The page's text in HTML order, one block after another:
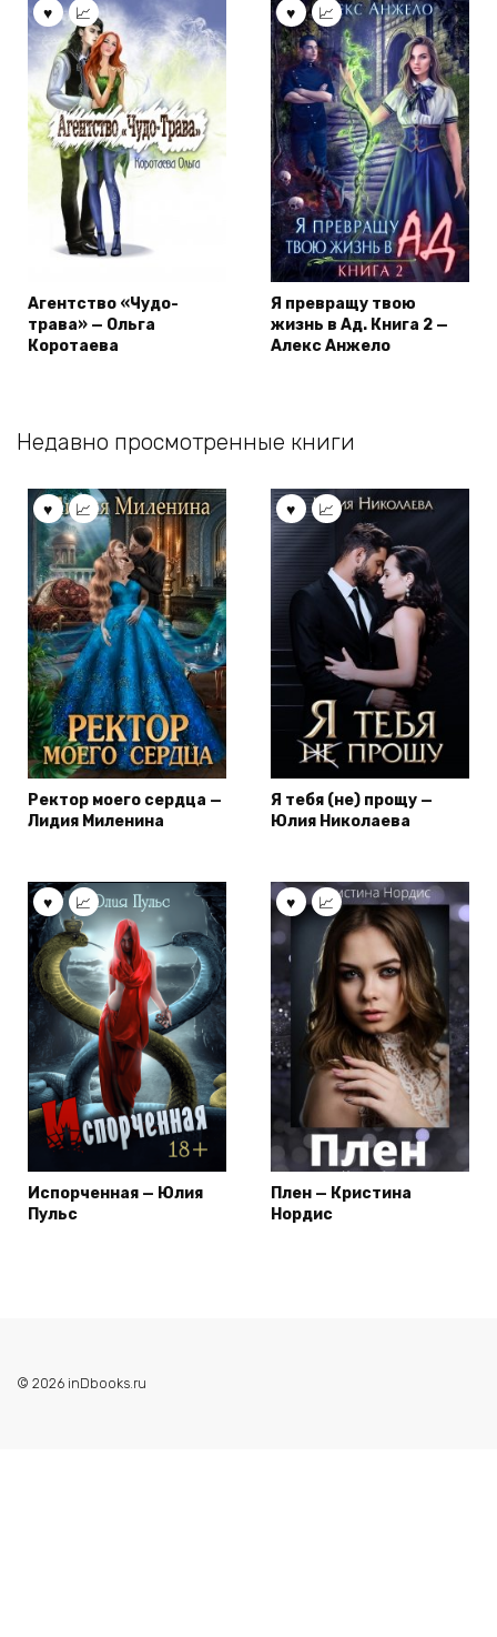
Агентство «Чудо-
трава» — Ольга
Коротаева
Я превращу твою
жизнь в Ад. Книга 2 —
Алекс Анжело
Недавно просмотренные книги
Ректор моего сердца —
Лидия Миленина
Я тебя (не) прощу —
Юлия Николаева
Испорченная — Юлия
Пульс
Плен — Кристина
Нордис
© 2026 inDbooks.ru